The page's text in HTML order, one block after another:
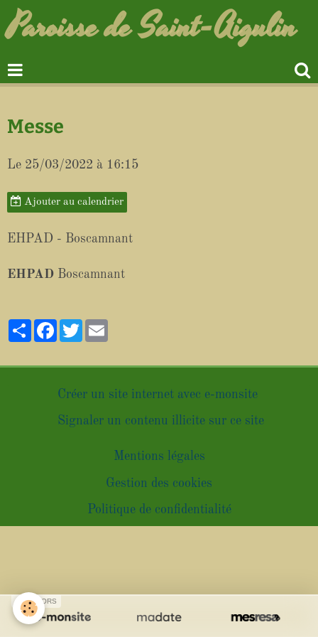
Paroisse de Saint-Aigulin
Messe
Le 25/03/2022 à 16:15
Ajouter au calendrier
EHPAD - Boscamnant
EHPAD Boscamnant
PartagerFacebook
Twitter
Créer un site internet avec e-monsite
Signaler un contenu illicite sur ce site
Mentions légales
Gestion des cookies
Politique de confidentialité
SPONSORS